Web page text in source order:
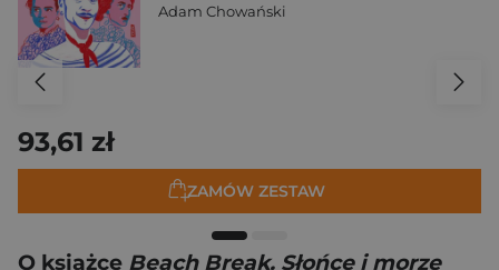
Adam Chowański
93,61 zł
ZAMÓW ZESTAW
O książce Beach Break. Słońce i morze